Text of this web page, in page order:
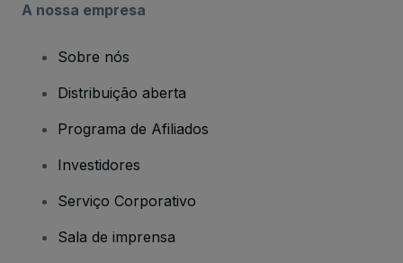
A nossa empresa
Sobre nós
Distribuição aberta
Programa de Afiliados
Investidores
Serviço Corporativo
Sala de imprensa